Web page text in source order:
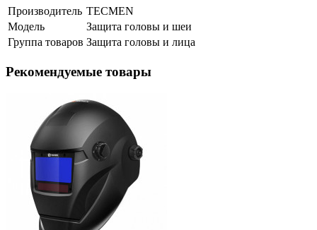
Производитель TECMEN
Модель
Защита головы и шеи
Группа товаров Защита головы и лица
Рекомендуемые товары